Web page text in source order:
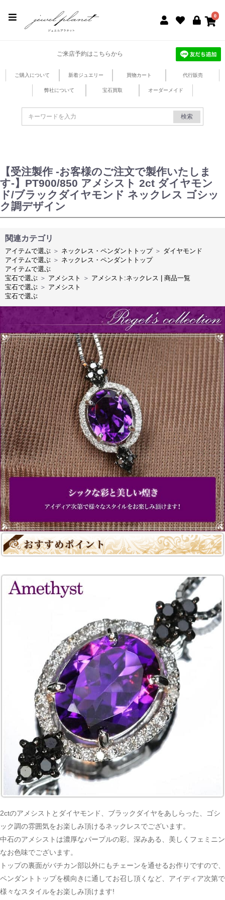
0
ご来店予約はこちらから
ご購入について 新着ジュエリー 買物カート 代行販売
弊社について 宝石買取 オーダーメイド
検索
【受注製作 -お客様のご注文で製作いたしま
す-】PT900/850 アメシスト 2ct ダイヤモン
ド/ブラックダイヤモンド ネックレス ゴシッ
ク調デザイン
関連カテゴリ
アイテムで選ぶ ＞ ネックレス・ペンダントトップ ＞ ダイヤモンド
アイテムで選ぶ ＞ ネックレス・ペンダントトップ
アイテムで選ぶ
宝石で選ぶ ＞ アメシスト ＞ アメシスト:ネックレス | 商品一覧
宝石で選ぶ ＞ アメシスト
宝石で選ぶ
2ctのアメシストとダイヤモンド、ブラックダイヤをあしらった、ゴシ
ック調の雰囲気をお楽しみ頂けるネックレスでございます。
中石のアメシストは濃厚なパープルの彩。深みある、美しくフェミニン
なお色味でございます。
トップの裏面がバチカン部以外にもチェーンを通せるお作りですので、
ペンダントトップを横向きに通してお召し頂くなど、アイディア次第で
様々なスタイルをお楽しみ頂けます!